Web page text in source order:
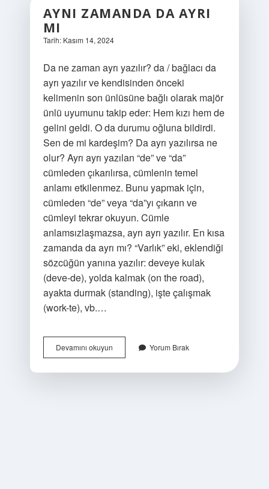
AYNI ZAMANDA DA AYRI
MI
Tarih: Kasım 14, 2024
Da ne zaman ayrı yazılır? da / bağlacı da
ayrı yazılır ve kendisinden önceki
kelimenin son ünlüsüne bağlı olarak majör
ünlü uyumunu takip eder: Hem kızı hem de
gelini geldi. O da durumu oğluna bildirdi.
Sen de mi kardeşim? Da ayrı yazılırsa ne
olur? Ayrı ayrı yazılan “de” ve “da”
cümleden çıkarılırsa, cümlenin temel
anlamı etkilenmez. Bunu yapmak için,
cümleden “de” veya “da”yı çıkarın ve
cümleyi tekrar okuyun. Cümle
anlamsızlaşmazsa, ayrı ayrı yazılır. En kısa
zamanda da ayrı mı? “Varlık” eki, eklendiği
sözcüğün yanına yazılır: deveye kulak
(deve-de), yolda kalmak (on the road),
ayakta durmak (standing), işte çalışmak
(work-te), vb.…
Devamını okuyunAynı
Zamanda
Yorum Bırak